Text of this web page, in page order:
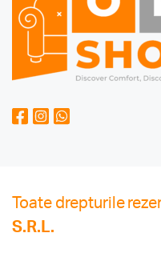
Toate drepturile
S.R.L.